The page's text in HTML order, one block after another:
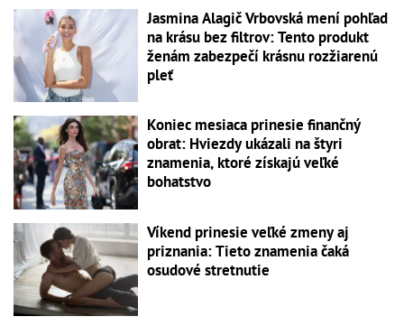
Jasmina Alagič Vrbovská mení pohľad
na krásu bez filtrov: Tento produkt
ženám zabezpečí krásnu rozžiarenú
pleť
Koniec mesiaca prinesie finančný
obrat: Hviezdy ukázali na štyri
znamenia, ktoré získajú veľké
bohatstvo
Víkend prinesie veľké zmeny aj
priznania: Tieto znamenia čaká
osudové stretnutie